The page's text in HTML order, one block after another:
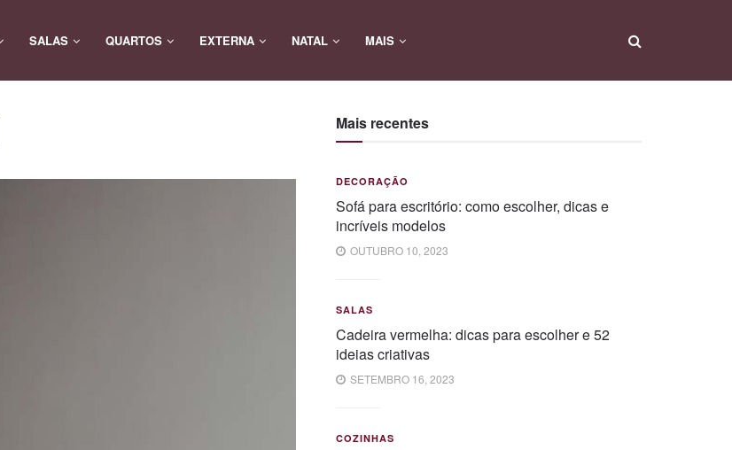
SALAS QUARTOS EXTERNA NATAL MAIS
Mais recentes
DECORAÇÃO
Sofá para escritório: como escolher, dicas e
incríveis modelos
OUTUBRO 10, 2023
SALAS
Cadeira vermelha: dicas para escolher e 52
ideias criativas
SETEMBRO 16, 2023
COZINHAS